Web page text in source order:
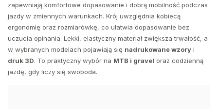
zapewniają komfortowe dopasowanie i dobrą mobilność podczas
jazdy w zmiennych warunkach. Krój uwzględnia kobiecą
ergonomię oraz rozmiarówkę, co ułatwia dopasowanie bez
uczucia opinania. Lekki, elastyczny materiał zwiększa trwałość, a
w wybranych modelach pojawiają się nadrukowane wzory i
druk 3D. To praktyczny wybór na MTB i gravel oraz codzienną
jazdę, gdy liczy się swoboda.